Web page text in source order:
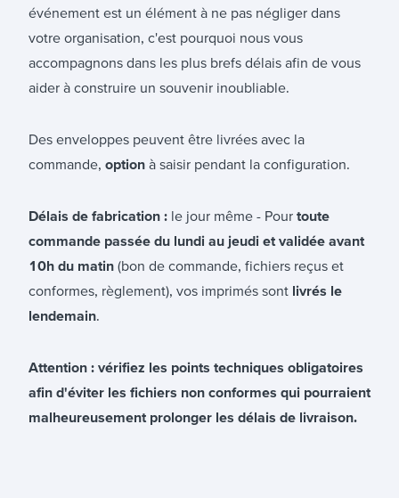
événement est un élément à ne pas négliger dans
votre organisation, c'est pourquoi nous vous
accompagnons dans les plus brefs délais afin de vous
aider à construire un souvenir inoubliable.
Des enveloppes peuvent être livrées avec la
commande, option à saisir pendant la configuration.
Délais de fabrication : le jour même - Pour toute
commande passée du lundi au jeudi et validée avant
10h du matin (bon de commande, fichiers reçus et
conformes, règlement), vos imprimés sont livrés le
lendemain.
Attention : vérifiez les points techniques obligatoires
afin d'éviter les fichiers non conformes qui pourraient
malheureusement prolonger les délais de livraison.